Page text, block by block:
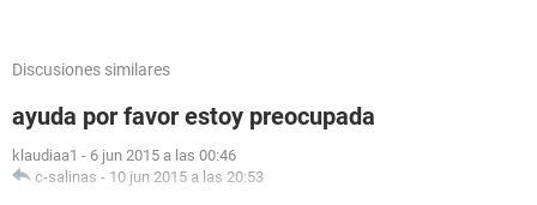
Discusiones similares
ayuda por favor estoy preocupada
klaudiaa1 - 6 jun 2015 a las 00:46
c-salinas - 10 jun 2015 a las 20:53